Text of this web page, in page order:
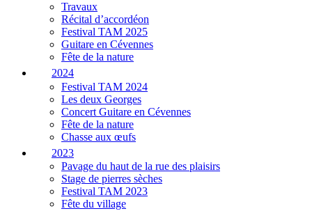
Travaux
Récital d’accordéon
Festival TAM 2025
Guitare en Cévennes
Fête de la nature
2024
Festival TAM 2024
Les deux Georges
Concert Guitare en Cévennes
Fête de la nature
Chasse aux œufs
2023
Pavage du haut de la rue des plaisirs
Stage de pierres sèches
Festival TAM 2023
Fête du village